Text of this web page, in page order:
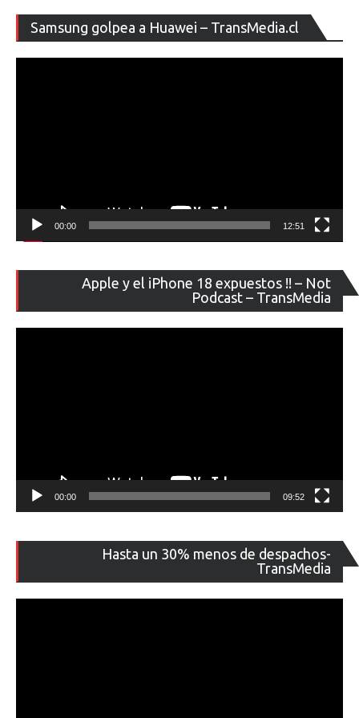
Samsung golpea a Huawei – TransMedia.cl
de
00:00 12:51
Apple y el iPhone 18 expuestos !! – Not
Podcast – TransMedia
de
00:00 09:52
Hasta un 30% menos de despachos-
TransMedia
de